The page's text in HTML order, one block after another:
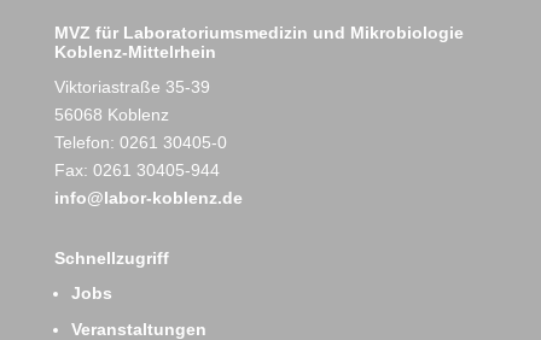
MVZ für Laboratoriumsmedizin und Mikrobiologie
Koblenz-Mittelrhein
Viktoriastraße 35-39
56068 Koblenz
Telefon: 0261 30405-0
Fax: 0261 30405-944
info@labor-koblenz.de
Schnellzugriff
Jobs
Veranstaltungen